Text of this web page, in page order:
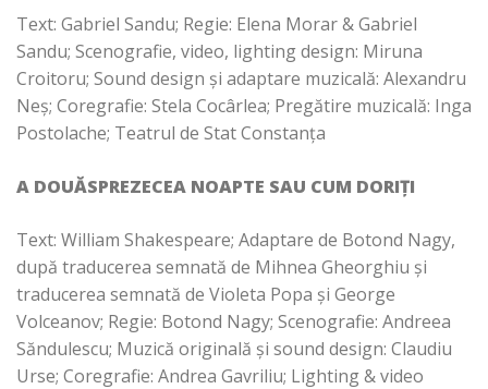
Text: Gabriel Sandu; Regie: Elena Morar & Gabriel
Sandu; Scenografie, video, lighting design: Miruna
Croitoru; Sound design și adaptare muzicală: Alexandru
Neș; Coregrafie: Stela Cocârlea; Pregătire muzicală: Inga
Postolache; Teatrul de Stat Constanța
A DOUĂSPREZECEA NOAPTE SAU CUM DORIȚI
Text: William Shakespeare; Adaptare de Botond Nagy,
după traducerea semnată de Mihnea Gheorghiu și
traducerea semnată de Violeta Popa și George
Volceanov; Regie: Botond Nagy; Scenografie: Andreea
Săndulescu; Muzică originală și sound design: Claudiu
Urse; Coregrafie: Andrea Gavriliu; Lighting & video